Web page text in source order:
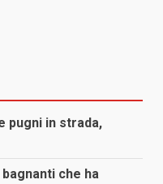
pugni in strada,
bagnanti che ha